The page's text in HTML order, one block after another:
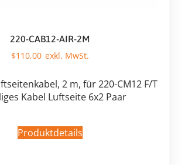
220-CAB12-AIR-2M
$110,00
2 m, für 220-CM12 F/T
Kabel Luftseite 6x2 Paar
Produktdetails